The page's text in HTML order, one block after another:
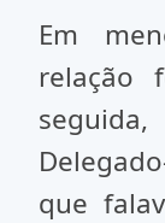
Em
relação
que